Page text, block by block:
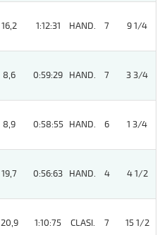
16,2 1:12:31 HAND. 7 9 1/4
8,6 0:59:29 HAND. 7 3 3/4
8,9 0:58:55 HAND. 6 1 3/4
19,7 0:56:63 HAND. 4 4 1/2
20,9 1:10:75 CLASI. 7 15 1/2